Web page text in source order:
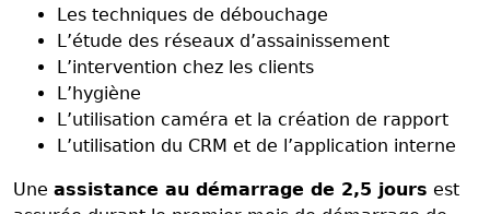
Les techniques de débouchage
L’étude des réseaux d’assainissement
L’intervention chez les clients
L’hygiène
L’utilisation caméra et la création de rapport
L’utilisation du CRM et de l’application interne
Une assistance au démarrage de 2,5 jours est